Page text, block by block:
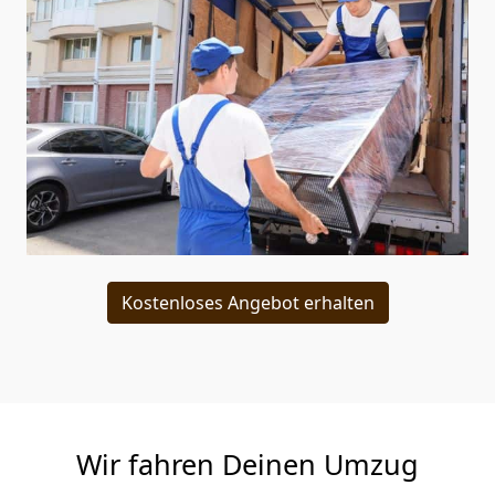
Kostenloses Angebot erhalten
Wir fahren Deinen Umzug